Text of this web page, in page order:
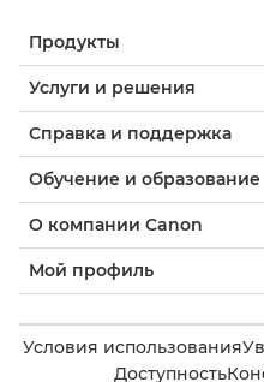
Продукты
Услуги и решения
Справка и поддержка
Обучение и образование
О компании Canon
Мой профиль
Условия использования
Доступность